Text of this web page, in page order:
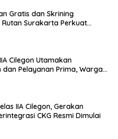
Gratis dan Skrining
Rutan Surakarta Perkuat
Cilegon Utamakan
dan Pelayanan Prima, Warga
IIA Cilegon, Gerakan
CKG Resmi Dimulai